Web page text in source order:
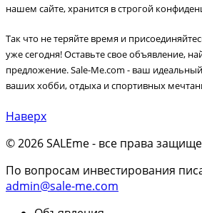
нашем сайте, хранится в строгой
Так что не теряйте время и
уже сегодня! Оставьте свое объявление,
предложение. Sale-Me.com - ваш
ваших хобби, отдыха и спортивных
Наверх
© 2026 SALEme - все права
По вопросам инвестирования
admin@sale-me.com